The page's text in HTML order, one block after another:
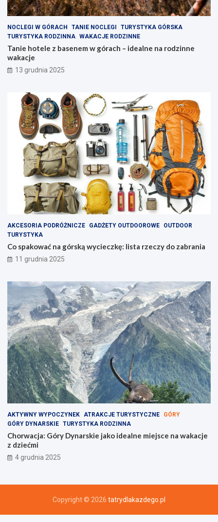
w
e
z
a
k
ą
t
k
z
i
n
n
e
w
a
k
NOCLEGI W GÓRACH TANIE NOCLEGI
TURYSTYKA GÓRSKA
TURYSTYKA RODZINNA WAKACJE RODZINNE
Tanie hotele z basenem w górach – idealne na rodzinne
wakacje
13 grudnia 2025
AKCESORIA PODRÓŻNICZE GADŻETY OUTDOOROWE
OUTDOOR
TURYSTYKA
Co spakować na górską wycieczkę: lista rzeczy do zabrania
11 grudnia 2025
AKTYWNY WYPOCZYNEK ATRAKCJE TURYSTYCZNE
GÓRY
GÓRY DYNARSKIE TURYSTYKA RODZINNA
Chorwacja: Góry Dynarskie jako idealne miejsce na wakacje
z dziećmi
4 grudnia 2025
Copyright © 2026 tatrydlakazdego.pl